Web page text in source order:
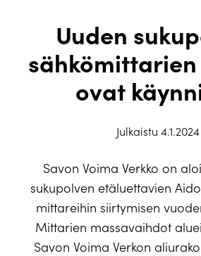
Uuden
ovat
Julkaistu 4.1.2024
Savon Voima Verkko on
sukupolven etäluettavien
mittareihin siirtymisen
Mittarien massavaihdot
Savon Voima Verkon